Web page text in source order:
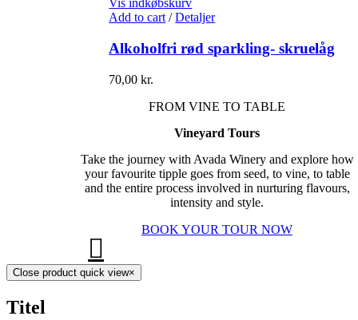
Vis indkøbskurv
Add to cart / Detaljer
Alkoholfri rød sparkling- skruelåg
70,00kr.
FROM VINE TO TABLE
Vineyard Tours
Take the journey with Avada Winery and explore how
your favourite tipple goes from seed, to vine, to table
and the entire process involved in nurturing flavours,
intensity and style.
BOOK YOUR TOUR NOW
Close product quick view×
Titel